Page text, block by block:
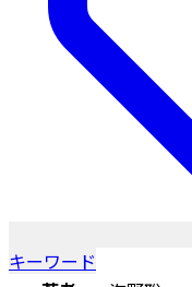
キーワード